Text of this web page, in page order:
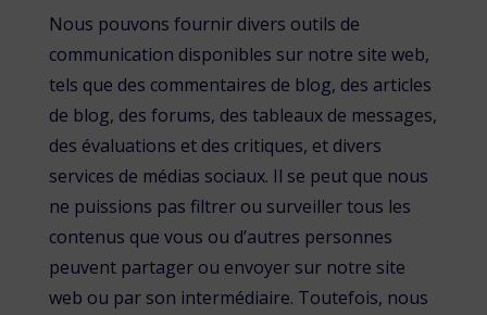
Nous pouvons fournir divers outils de
communication disponibles sur notre site web,
tels que des commentaires de blog, des articles
de blog, des forums, des tableaux de messages,
des évaluations et des critiques, et divers
services de médias sociaux. Il se peut que nous
ne puissions pas filtrer ou surveiller tous les
contenus que vous ou d’autres personnes
peuvent partager ou envoyer sur notre site
web ou par son intermédiaire. Toutefois, nous